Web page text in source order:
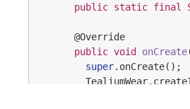
public static final
@Override
public void onCreate
super.onCreate();